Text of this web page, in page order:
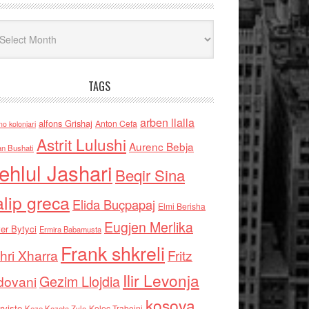
TAGS
kolonjari alfons Grishaj Anton Cefa arben llalla
Bushati Astrit Lulushi Aurenc Bebja
Jashari Beqir Sina
grecaElida Buçpapaj Elmi Berisha
Bytyci Ermira Babamusta Eugjen Merlika
Xharra Frank shkreli Fritz
Gezim Llojdia Ilir Levonja